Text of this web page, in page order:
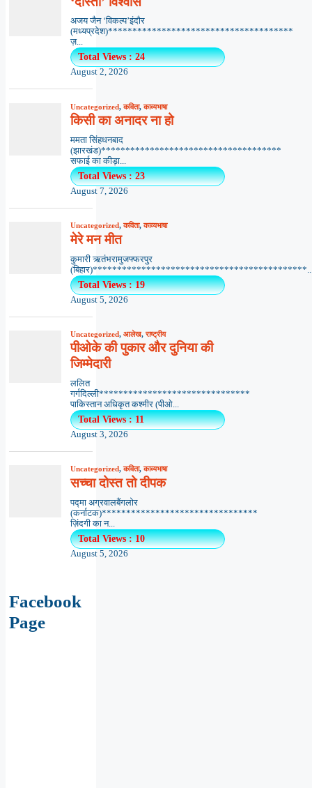
अजय जैन ‘विकल्प’इंदौर
(मध्यप्रदेश)**************************************
ज़...
Total Views : 24
August 2, 2026
Uncategorized,कविता,काव्यभाषा
किसी का अनादर ना हो
ममता सिंहधनबाद
(झारखंड)*************************************
सफाई का कीड़ा...
Total Views : 23
August 7, 2026
Uncategorized,कविता,काव्यभाषा
मेरे मन मीत
कुमारी ऋतंभरामुजफ्फरपुर
Total Views : 19
August 5, 2026
Uncategorized, आलेख,राष्ट्रीय
पीओके की पुकार और दुनिया की
जिम्मेदारी
ललित
गर्गदिल्ली*******************************
पाकिस्तान अधिकृत कश्मीर (पीओ...
Total Views : 11
August 3, 2026
Uncategorized,कविता,काव्यभाषा
सच्चा दोस्त तो दीपक
पद्मा अग्रवालबैंगलोर
(कर्नाटक)********************************
ज़िंदगी का न...
Total Views : 10
August 5, 2026
Facebook
Page